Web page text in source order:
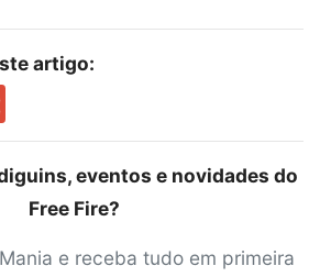
artigo:
eventos e novidades do
Free Fire?
e receba tudo em primeira